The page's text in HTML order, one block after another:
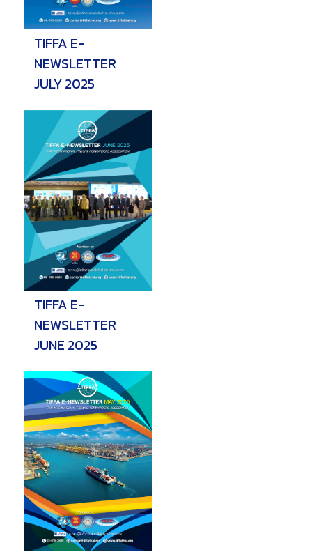
วารสารสมาคมฯ
ลิงค์เว็บไซต์
ติดต่อเรา
TIFFA E-
NEWSLETTER
JULY 2025
TIFFA E-
NEWSLETTER
JUNE 2025